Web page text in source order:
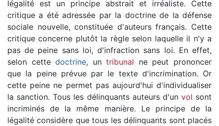
légalité est un principe abstrait et irréaliste. Cette
critique a été adressée par la doctrine de la défense
sociale nouvelle, constituée d'auteurs français. Cette
critique concerne plutôt la règle selon laquelle il n'y a
pas de peine sans loi, d'infraction sans loi. En effet,
selon cettedoctrine, untribunal ne peut prononcer
que la peine prévue par le texte d'incrimination. Or
cette peine ne permet pas aujourd'hui d'individualiser
la sanction. Tous les délinquants auteurs d'un vol sont
incriminés de la même manière. Le principe de la
légalité considère que tous les délinquants sont placés